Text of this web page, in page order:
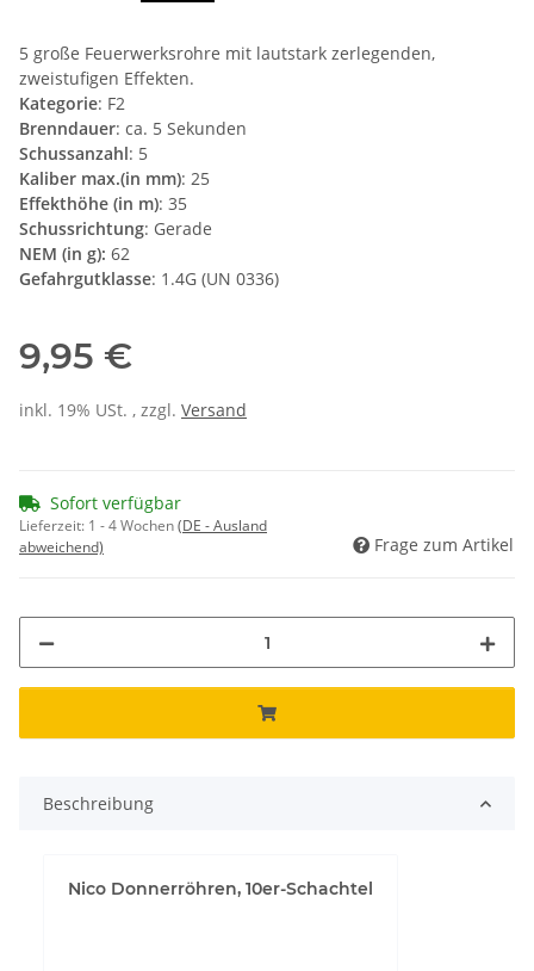
5 große Feuerwerksrohre mit lautstark zerlegenden,
zweistufigen Effekten.
Kategorie: F2
Brenndauer: ca. 5 Sekunden
Schussanzahl: 5
Kaliber max.(in mm): 25
Effekthöhe (in m): 35
Schussrichtung: Gerade
NEM (in g): 62
Gefahrgutklasse: 1.4G (UN 0336)
9,95 €
inkl. 19% USt. , zzgl. Versand
Sofort verfügbar
Lieferzeit: 1 - 4 Wochen(DE - Ausland
abweichend)
Frage zum Artikel
Beschreibung
Nico Donnerröhren, 10er-Schachtel